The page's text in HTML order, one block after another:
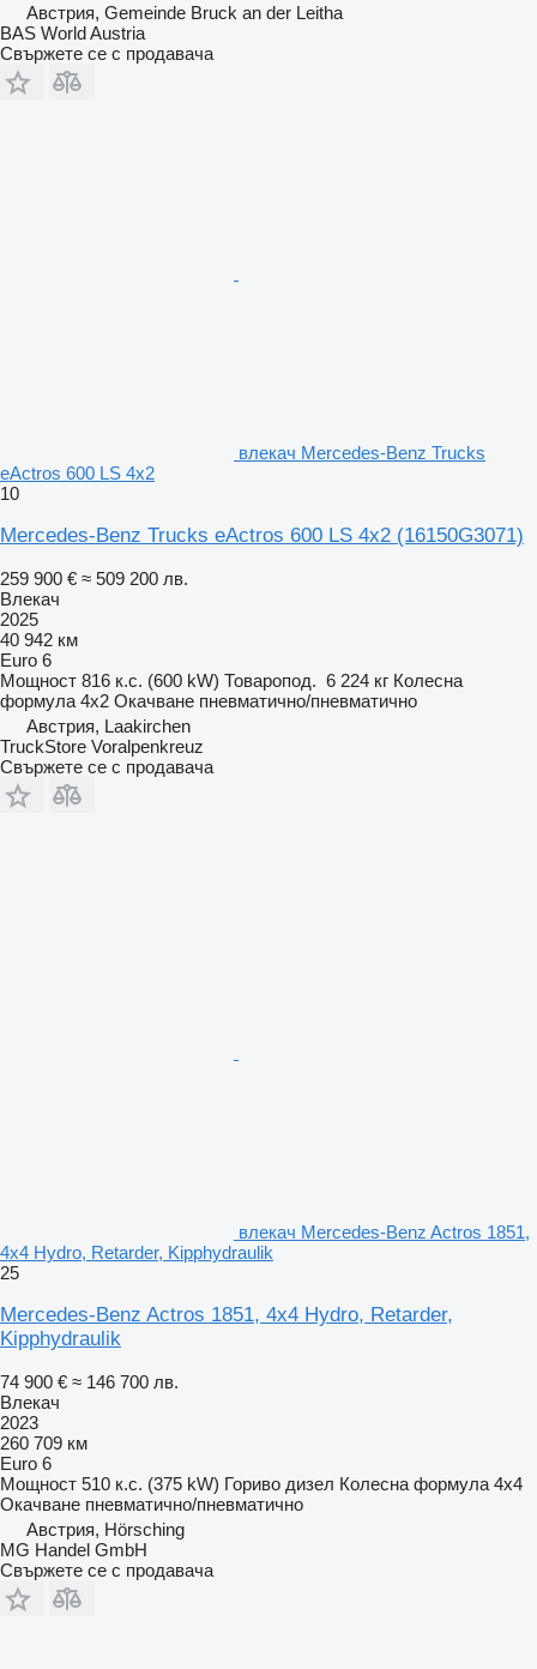
Австрия, Gemeinde Bruck an der Leitha
BAS World Austria
Свържете се с продавача
влекач Mercedes-Benz Trucks
eActros 600 LS 4x2
10
Mercedes-Benz Trucks eActros 600 LS 4x2 (16150G3071)
259 900 € ≈ 509 200 лв.
Влекач
2025
40 942 км
Euro 6
Мощност 816 к.с. (600 kW) Товаропод. 6 224 кг Колесна
формула 4x2 Окачване пневматично/пневматично
Австрия, Laakirchen
TruckStore Voralpenkreuz
Свържете се с продавача
влекач Mercedes-Benz Actros 1851,
4x4 Hydro, Retarder, Kipphydraulik
25
Mercedes-Benz Actros 1851, 4x4 Hydro, Retarder,
Kipphydraulik
74 900 € ≈ 146 700 лв.
Влекач
2023
260 709 км
Euro 6
Мощност 510 к.с. (375 kW) Гориво дизел Колесна формула 4x4
Окачване пневматично/пневматично
Австрия, Hörsching
MG Handel GmbH
Свържете се с продавача